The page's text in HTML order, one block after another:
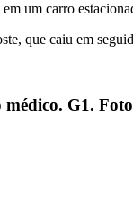
um carro
que caiu em
G1.